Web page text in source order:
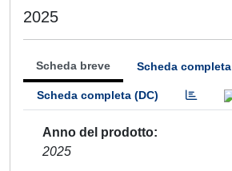
2025
Scheda breve Scheda completa
Scheda completa (DC)
Anno del prodotto
2025